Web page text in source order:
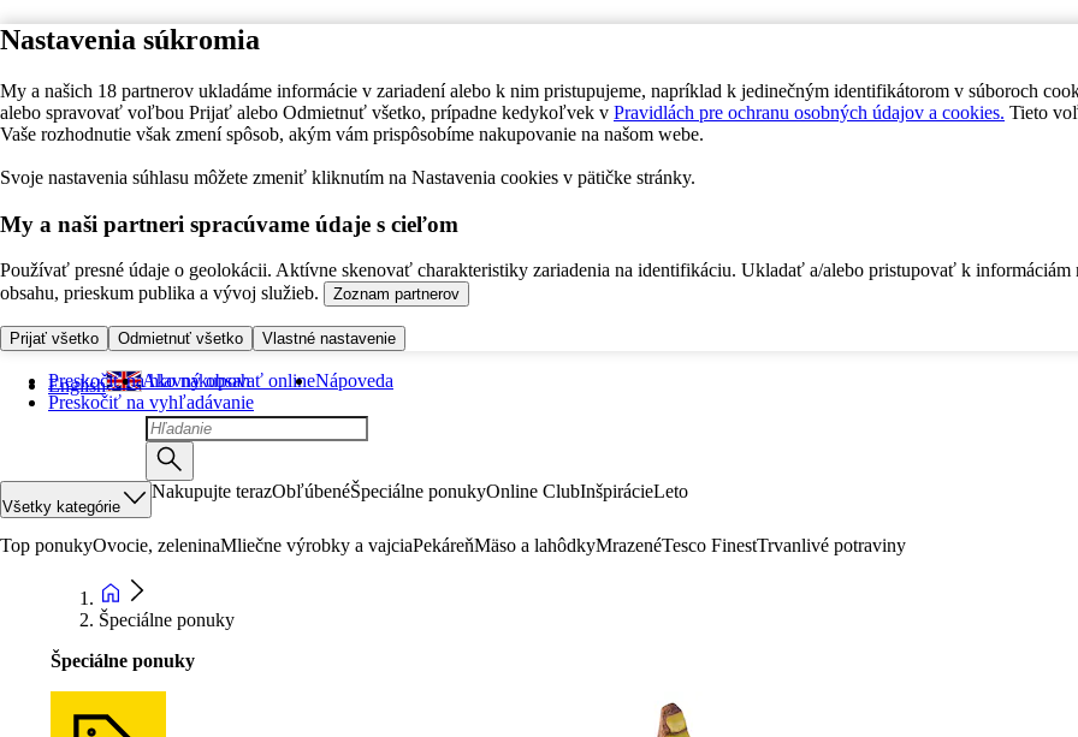
Nastavenia súkromia
My a našich 18 partnerov ukladáme informácie v zariadení alebo k nim pristupujeme, napríklad k jedinečným identifikátorom v súboroch
alebo spravovať voľbou Prijať alebo Odmietnuť všetko, prípadne kedykoľvek v Pravidlách pre ochranu osobných údajov a cookies. Tieto
Vaše rozhodnutie však zmení spôsob, akým vám prispôsobíme nakupovanie na našom webe.
Svoje nastavenia súhlasu môžete zmeniť kliknutím na Nastavenia cookies v pätičke stránky.
My a naši partneri spracúvame údaje s cieľom
Používať presné údaje o geolokácii. Aktívne skenovať charakteristiky zariadenia na identifikáciu. Ukladať a/alebo pristupovať k informáciám
obsahu, prieskum publika a vývoj služieb.
Zoznam partnerov
Prijať všetko Odmietnuť všetko Vlastné nastavenie
Preskočiť na hlavný obsah
Preskočiť na vyhľadávanie
English Ako nakupovať onlineNápoveda
Všetky kategórie
Nakupujte terazObľúbenéŠpeciálne ponukyOnline ClubInšpirácieLeto
Top ponukyOvocie, zeleninaMliečne výrobky a vajciaPekáreňMäso a lahôdkyMrazenéTesco FinestTrvanlivé potraviny
Špeciálne ponuky
Špeciálne ponuky